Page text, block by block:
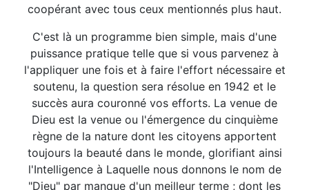
coopérant avec tous ceux mentionnés plus haut.
C'est là un programme bien simple, mais d'une
puissance pratique telle que si vous parvenez à
l'appliquer une fois et à faire l'effort nécessaire et
soutenu, la question sera résolue en 1942 et le
succès aura couronné vos efforts. La venue de
Dieu est la venue ou l'émergence du cinquième
règne de la nature dont les citoyens apportent
toujours la beauté dans le monde, glorifiant ainsi
l'Intelligence à Laquelle nous donnons le nom de
"Dieu" par manque d'un meilleur terme ; dont les